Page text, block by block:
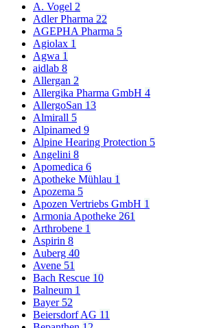
A. Vogel 2
Adler Pharma 22
AGEPHA Pharma 5
Agiolax 1
Agwa 1
aidlab 8
Allergan 2
Allergika Pharma GmbH 4
AllergoSan 13
Almirall 5
Alpinamed 9
Alpine Hearing Protection 5
Angelini 8
Apomedica 6
Apotheke Mühlau 1
Apozema 5
Apozen Vertriebs GmbH 1
Armonia Apotheke 261
Arthrobene 1
Aspirin 8
Auberg 40
Avene 51
Bach Rescue 10
Balneum 1
Bayer 52
Beiersdorf AG 11